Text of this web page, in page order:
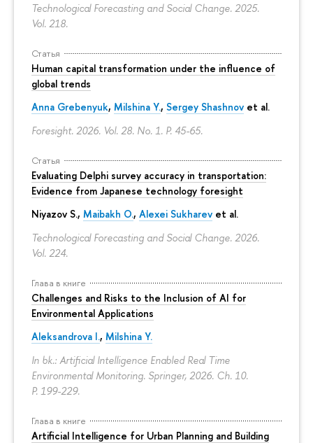
Technological Forecasting and Social Change. 2025.
Vol. 218.
Статья
Human capital transformation under the influence of
global trends
Anna Grebenyuk, Milshina Y., Sergey Shashnov et al.
Foresight. 2026. Vol. 28. No. 1. P. 45-65.
Статья
Evaluating Delphi survey accuracy in transportation:
Evidence from Japanese technology foresight
Niyazov S., Maibakh O., Alexei Sukharev et al.
Technological Forecasting and Social Change. 2026.
Vol. 224.
Глава в книге
Challenges and Risks to the Inclusion of AI for
Environmental Applications
Aleksandrova I., Milshina Y.
In bk.: Artificial Intelligence Enabled Real Time
Environmental Monitoring. Springer, 2026. Ch. 10.
P. 199-229.
Глава в книге
Artificial Intelligence for Urban Planning and Building